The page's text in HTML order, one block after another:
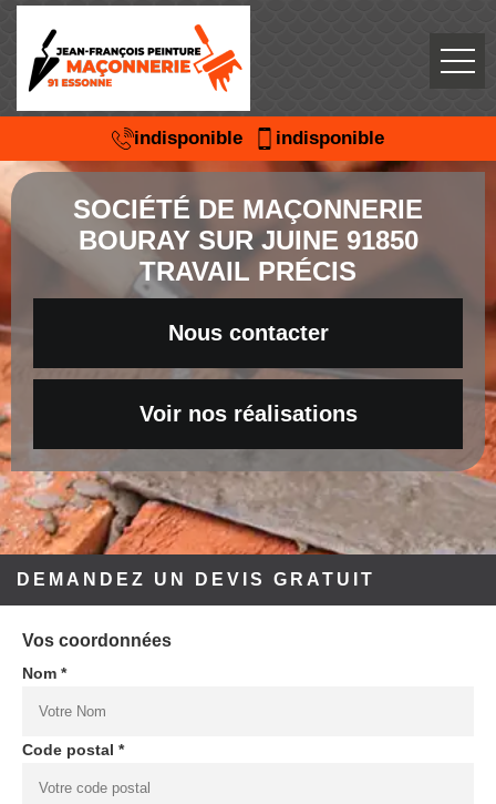
indisponible indisponible
SOCIÉTÉ DE MAÇONNERIE
BOURAY SUR JUINE 91850
TRAVAIL PRÉCIS
Nous contacter
Voir nos réalisations
DEMANDEZ UN DEVIS GRATUIT
Vos coordonnées
Nom *
Code postal *